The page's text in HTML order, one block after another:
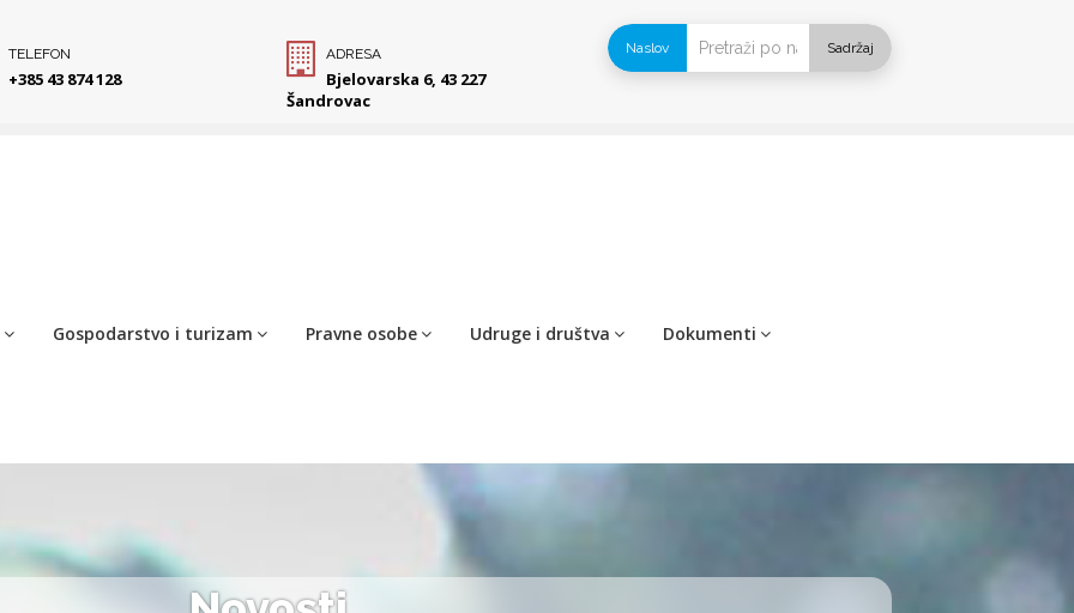
TELEFON
+385 43 874 128
ADRESA
Bjelovarska 6, 43 227
Šandrovac
Naslov Sadržaj
Gospodarstvo i turizam Pravne osobe Udruge i društva Dokumenti